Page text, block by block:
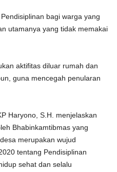
bagi warga yang
utamanya yang tidak memakai
aktifitas diluar rumah dan
guna mencegah penularan
Haryono, S.H. menjelaskan
Bhabinkamtibmas yang
merupakan wujud
tentang Pendisiplinan
sehat dan selalu